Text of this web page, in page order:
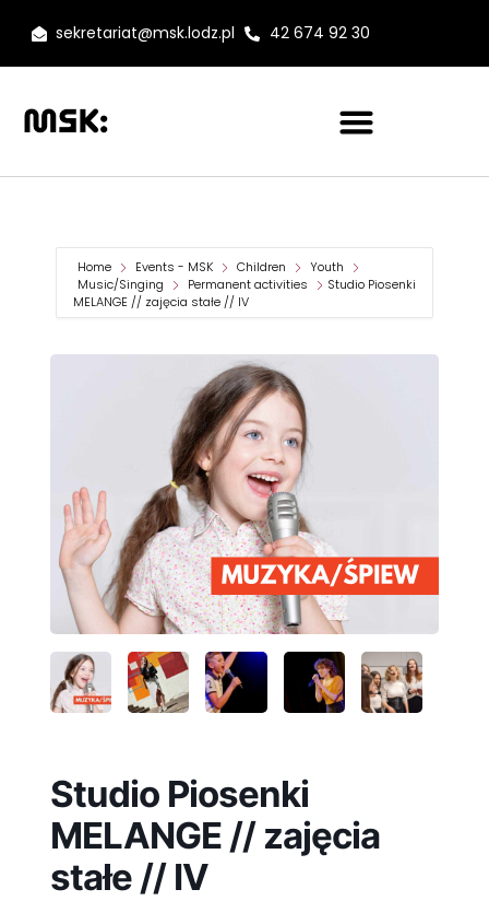
sekretariat@msk.lodz.pl 42 674 92 30
Home Events - MSK Children
Youth
Music/Singing
Permanent activities
Studio Piosenki
MELANGE // zajęcia stałe // IV
Studio Piosenki
MELANGE // zajęcia
stałe // IV